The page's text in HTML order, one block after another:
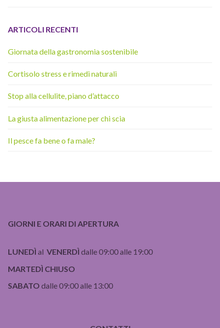
ARTICOLI RECENTI
Giornata della gastronomia sostenibile
Cortisolo stress e rimedi naturali
Stop alla cellulite, piano d’attacco
La giusta alimentazione per chi scia
Il pesce fa bene o fa male?
GIORNI E ORARI DI APERTURA
LUNEDÌ al VENERDÌ dalle 09:00 alle 19:00
MARTEDÌ CHIUSO
SABATO dalle 09:00 alle 13:00